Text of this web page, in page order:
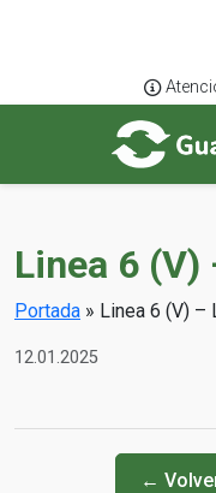
Linea 6 (V)
Portada » Linea 6 (V) –
12.01.2025
←